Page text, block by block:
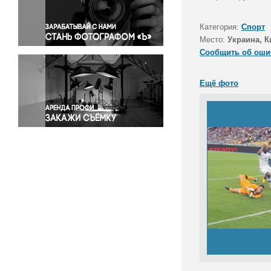
Правосудие
Происшествия и конфликты
Религия
Светская жизнь
Спорт
Экология
Экономика и бизнес
Категория: Спорт
Место: Украина,
Сообщить об
Ещё фото